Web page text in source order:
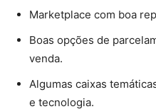
Marketplace com boa
Boas opções de
venda.
Algumas caixas
e tecnologia.